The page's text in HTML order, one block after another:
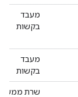
מעבד
בקשות
מעבד
בקשות
שרת ממשק